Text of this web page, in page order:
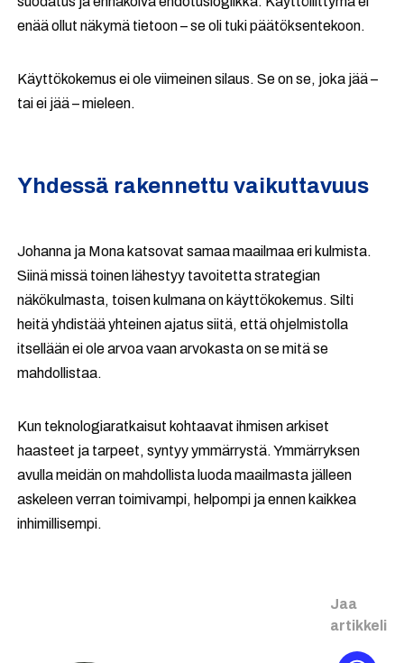
enää ollut näkymä tietoon – se oli tuki päätöksentekoon.
Käyttökokemus ei ole viimeinen silaus. Se on se, joka jää –
tai ei jää – mieleen.
Yhdessä rakennettu vaikuttavuus
Johanna ja Mona katsovat samaa maailmaa eri kulmista.
Siinä missä toinen lähestyy tavoitetta strategian
näkökulmasta, toisen kulmana on käyttökokemus. Silti
heitä yhdistää yhteinen ajatus siitä, että ohjelmistolla
itsellään ei ole arvoa vaan arvokasta on se mitä se
mahdollistaa.
Kun teknologiaratkaisut kohtaavat ihmisen arkiset
haasteet ja tarpeet, syntyy ymmärrystä. Ymmärryksen
avulla meidän on mahdollista luoda maailmasta jälleen
askeleen verran toimivampi, helpompi ja ennen kaikkea
inhimillisempi.
Jaa
artikkeli